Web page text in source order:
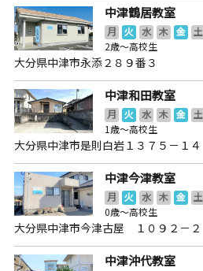
中津鶴居教室
月 火 水 木 金 土
2歳～高校生
大分県中津市永添２８９番３
中津和田教室
月 火 水 木 金 土
1歳～高校生
大分県中津市是則白岩１３７５－１４
中津今津教室
月 火 水 木 金 土
0歳～高校生
大分県中津市今津古屋 １０９２－２
中津沖代教室